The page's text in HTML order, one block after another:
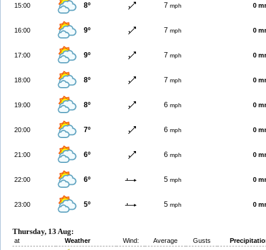
15:00 8º 7 mph 0
16:00 9º 7 mph 0
17:00 9º 7 mph 0
18:00 8º 7 mph 0
19:00 8º 6 mph 0
20:00 7º 6 mph 0
21:00 6º 6 mph 0
22:00 6º 5 mph 0
23:00 5º 5 mph 0
Thursday, 13 Aug:
at Weather Wind: Average Gusts